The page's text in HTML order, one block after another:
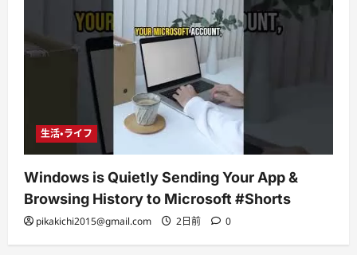
生活・ライフ
Windows is Quietly Sending Your App &
Browsing History to Microsoft #Shorts
pikakichi2015@gmail.com 2日前 0